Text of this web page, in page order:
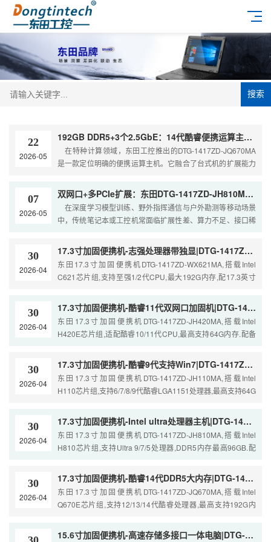
搜索
22
2026-05
192GB DDR5+3个2.5GbE：14代酷睿便携运算主机硬核参数详解
在特种计算领域，东田工控推出的DTG-1417ZD-JQ670MA
是一款定位明确的便携运算主机。它融合了台式机的扩展能力
07
2026-05
双网口+多PCIe扩展：东田DTG-1417ZD-JH810MA便携式电脑全新算力升级
在深度学习模型训练、野外指挥通信与户外勘测等移动场景
中，传统笔记本或工控机常面临扩展性差、算力不足、接口稀
30
2026-04
17.3寸加固便携机-志强处理器带独显|DTG-1417ZD-WX621MA
东田17.3寸加固便携机DTG-1417ZD-WX621MA,搭载Intel
C621芯片组,支持至强1/2代CPU,最大192G内存,配17.3英寸
30
2026-04
17.3寸加固便携机-酷睿11代双网口加固机|DTG-1417ZD-JH420MA
东田17.3寸加固便携机DTG-1417ZD-JH420MA,搭载Intel
H420E芯片组,适配酷睿10/11代CPU,最高支持64G内存.配备
30
2026-04
17.3寸加固便携机-酷睿9代支持Win7|DTG-1417ZD-JH110MA
东田17.3寸加固便携机DTG-1417ZD-JH110MA,搭载Intel
H110芯片组,支持6/7/8/9代酷睿LGA1151处理器,最高支持64G
30
2026-04
17.3寸加固便携机-Intel ultra处理器主机|DTG-1417ZD-JH810MA
东田17.3寸加固便携机DTG-1417ZD-JH810MA,搭载Intel
H810芯片组,支持Ultra 9/7/5处理器,DDR5内存最高96GB.配
30
2026-04
17.3寸加固便携机-酷睿14代DDR5大内存|DTG-1417ZD-JQ670MA
东田17.3寸加固便携机DTG-1417ZD-JQ670MA,搭载Intel
Q670E芯片组,支持12/13/14代酷睿处理器,最高支持192G内
15.6寸加固便携机-高速存储多接口一体电脑|DTG-1156CU-JH310MC1